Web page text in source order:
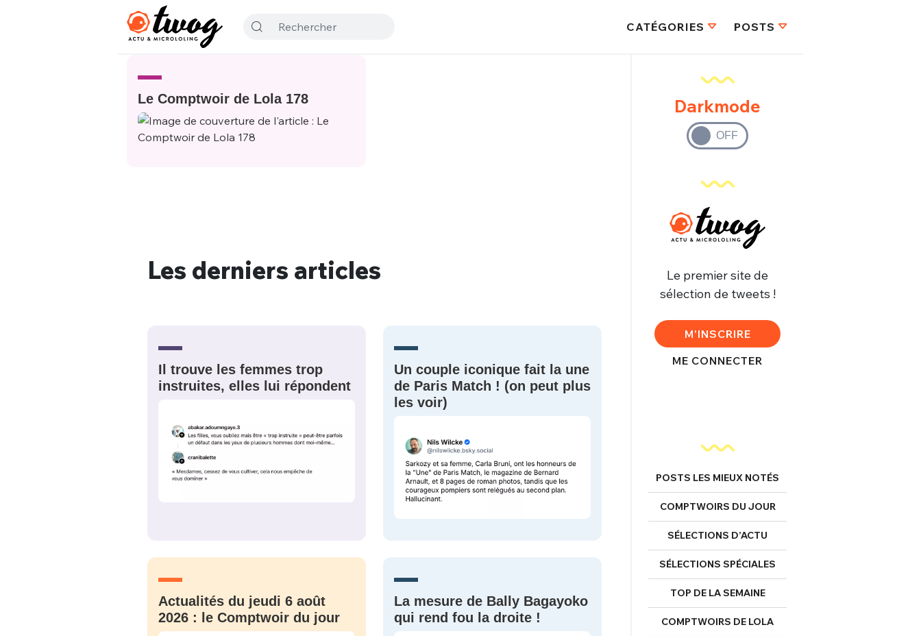
CATÉGORIES POSTS
Le Comptwoir de Lola 178
Les derniers articles
Il trouve les femmes trop
instruites, elles lui répondent
Un couple iconique fait la une
de Paris Match ! (on peut plus
les voir)
Actualités du jeudi 6 août
2026 : le Comptwoir du jour
La mesure de Bally Bagayoko
qui rend fou la droite !
Darkmode
Le premier site de
sélection de tweets !
M'INSCRIRE
ME CONNECTER
POSTS LES MIEUX NOTÉS
COMPTWOIRS DU JOUR
SÉLECTIONS D’ACTU
SÉLECTIONS SPÉCIALES
TOP DE LA SEMAINE
COMPTWOIRS DE LOLA
FERMER
EMAIL*
Connexion
MOT DE PASSE
Que souhaitez-vous proposer ?
Quelques
C'EST PARTI
Ma propre
ME CONNECTER
Un Thread
C'EST PARTI